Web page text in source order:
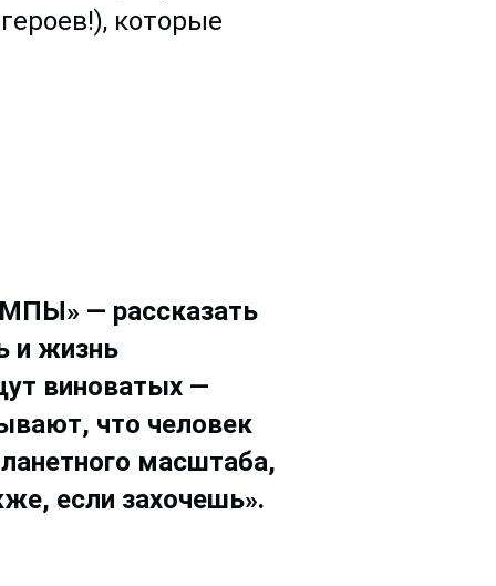
которые
— рассказать
и жизнь
виноватых —
что человек
масштаба,
если захочешь».